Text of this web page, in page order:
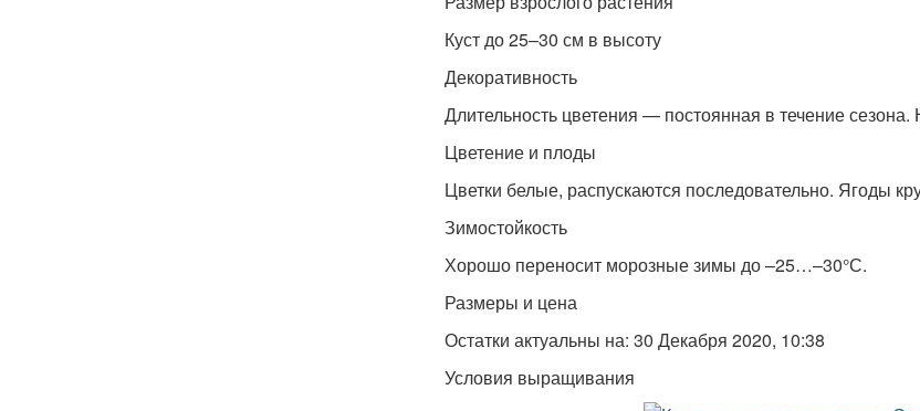
Куст до 25–30 см в высоту
Декоративность
Длительность цветения — постоянная в течение
Цветение и плоды
Цветки белые, распускаются последовательно. Ягоды
Зимостойкость
Хорошо переносит морозные зимы до –25…–30°С.
Размеры и цена
Остатки актуальны на: 30 Декабря 2020, 10:38
Условия выращивания